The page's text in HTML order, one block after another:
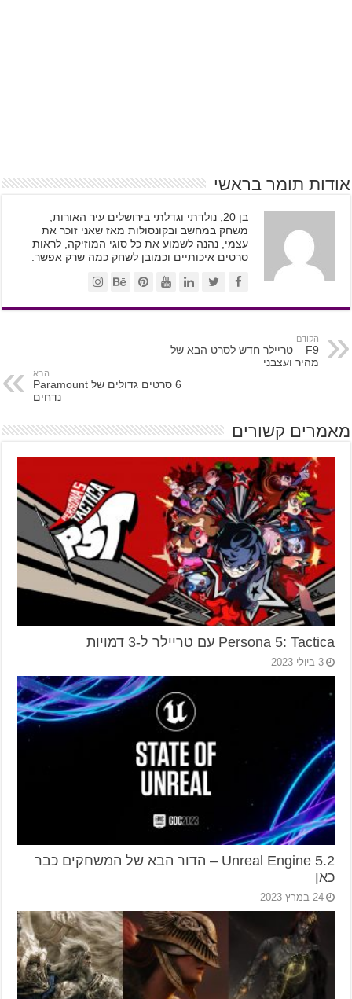
אודות תומר בראשי
בן 20, נולדתי וגדלתי בירושלים עיר האורות,
משחק במחשב ובקונסולות מאז שאני זוכר את
עצמי, נהנה לשמוע את כל סוגי המוזיקה, לראות
סרטים איכותיים וכמובן לשחק כמה שרק אפשר.
הקודם
F9 – טריילר חדש לסרט הבא של
מהיר ועצבני
הבא
6 סרטים גדולים של Paramount
נדחים
מאמרים קשורים
Persona 5: Tactica עם טריילר ל-3 דמויות
3 ביולי 2023
2.Unreal Engine 5 – הדור הבא של המשחקים כבר
כאן
24 במרץ 2023